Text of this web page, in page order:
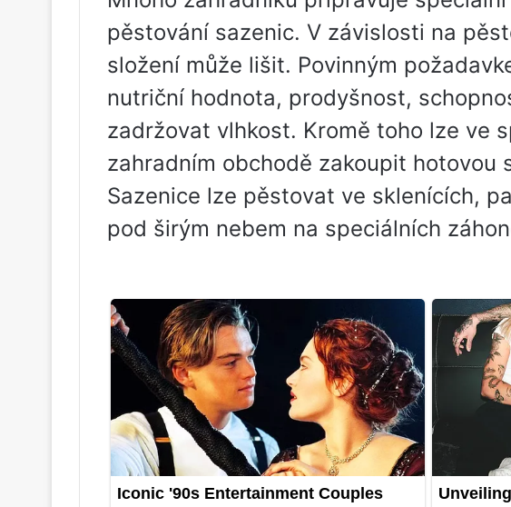
pěstování sazenic. V závislosti na
složení může lišit. Povinným
nutriční hodnota, prodyšnost,
zadržovat vlhkost. Kromě toho lze ve
zahradním obchodě zakoupit hotovou
Sazenice lze pěstovat ve sklenících,
pod širým nebem na speciálních